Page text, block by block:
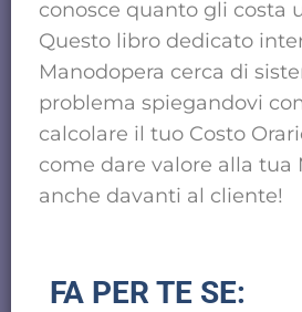
conosce quanto gli costa
Questo libro dedicato
Manodopera cerca di
problema spiegandovi
calcolare il tuo Costo
come dare valore alla tua
anche davanti al cliente!
FA PER TE SE: